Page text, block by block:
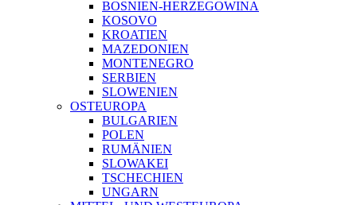
BOSNIEN-HERZEGOWINA
KOSOVO
KROATIEN
MAZEDONIEN
MONTENEGRO
SERBIEN
SLOWENIEN
OSTEUROPA
BULGARIEN
POLEN
RUMÄNIEN
SLOWAKEI
TSCHECHIEN
UNGARN